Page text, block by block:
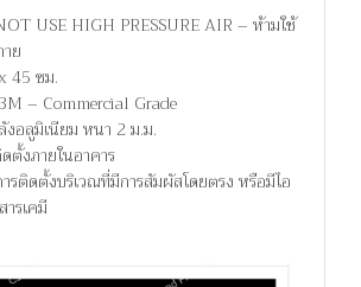
USE HIGH PRESSURE AIR – ห้ามใช้
ย
45 ซม.
– Commercial Grade
อลูมิเนียม หนา 2 ม.ม.
ตั้งภายในอาคาร
รติดตั้งบริเวณที่มีการสัมผัสโดยตรง หรือมีไอ
ารเคมี